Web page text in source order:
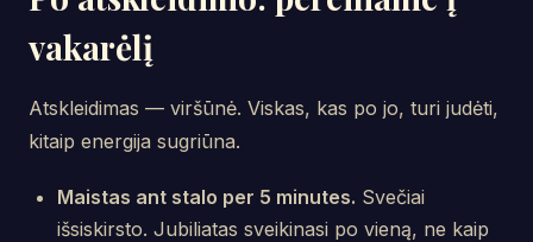
vakarėlį
Atskleidimas — viršūnė. Viskas, kas po jo, turi judėti,
kitaip energija sugriūna.
Maistas ant stalo per 5 minutes. Svečiai
išsiskirsto. Jubiliatas sveikinasi po vieną, ne kaip